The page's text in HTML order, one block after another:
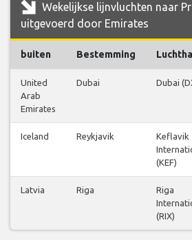
Wekelijkse lijnvluchten naar
uitgevoerd door Emirates
buiten Bestemming
United
Arab
Emirates
Dubai Dubai
Iceland Reykjavik
Keflavik
(KEF)
Latvia Riga
Riga
(RIX)